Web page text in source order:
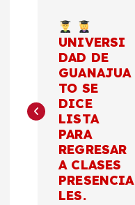
e
UNIVERSI
DAD DE
GUANAJUA
TO SE
DICE
LISTA
PARA
REGRESAR
A CLASES
PRESENCIA
LES.